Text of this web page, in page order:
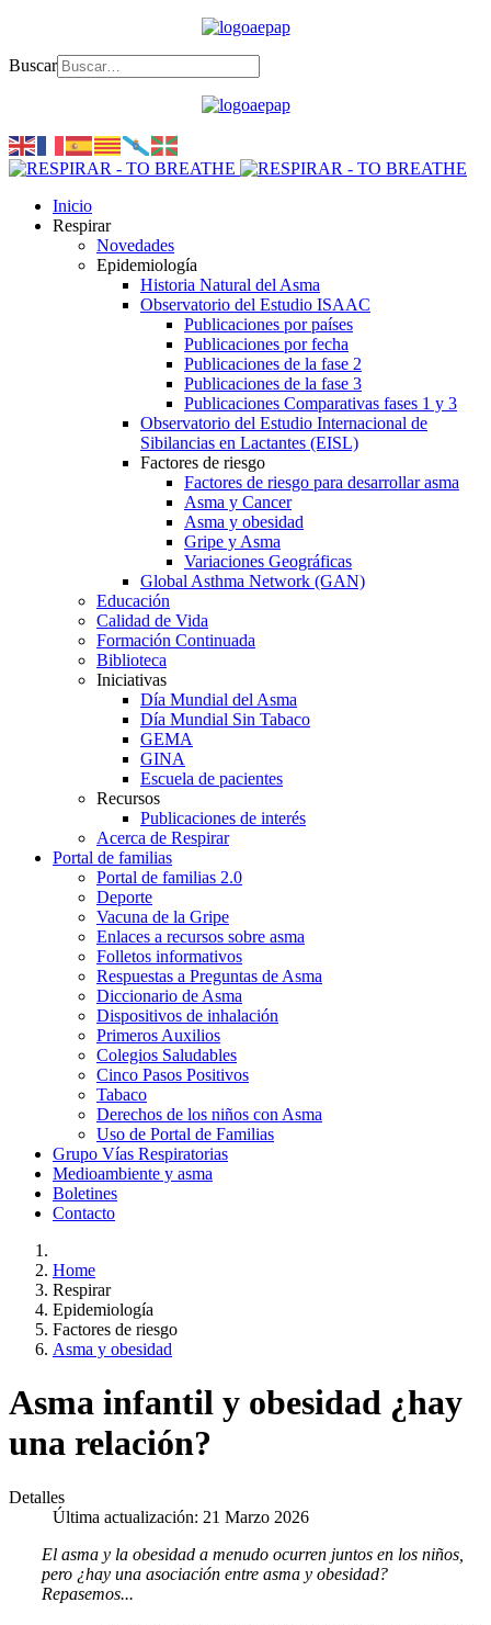
Buscar
Inicio
Respirar
Novedades
Epidemiología
Historia Natural del Asma
Observatorio del Estudio ISAAC
Publicaciones por países
Publicaciones por fecha
Publicaciones de la fase 2
Publicaciones de la fase 3
Publicaciones Comparativas fases 1 y 3
Observatorio del Estudio Internacional de
Sibilancias en Lactantes (EISL)
Factores de riesgo
Factores de riesgo para desarrollar asma
Asma y Cancer
Asma y obesidad
Gripe y Asma
Variaciones Geográficas
Global Asthma Network (GAN)
Educación
Calidad de Vida
Formación Continuada
Biblioteca
Iniciativas
Día Mundial del Asma
Día Mundial Sin Tabaco
GEMA
GINA
Escuela de pacientes
Recursos
Publicaciones de interés
Acerca de Respirar
Portal de familias
Portal de familias 2.0
Deporte
Vacuna de la Gripe
Enlaces a recursos sobre asma
Folletos informativos
Respuestas a Preguntas de Asma
Diccionario de Asma
Dispositivos de inhalación
Primeros Auxilios
Colegios Saludables
Cinco Pasos Positivos
Tabaco
Derechos de los niños con Asma
Uso de Portal de Familias
Grupo Vías Respiratorias
Medioambiente y asma
Boletines
Contacto
Home
Respirar
Epidemiología
Factores de riesgo
Asma y obesidad
Asma infantil y obesidad ¿hay
una relación?
Detalles
Última actualización: 21 Marzo 2026
El asma y la obesidad a menudo ocurren juntos en los niños,
pero ¿hay una asociación entre asma y obesidad?
Repasemos...